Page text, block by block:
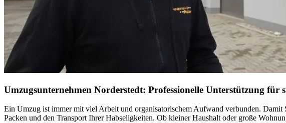
Umzugsunternehmen Norderstedt: Professionelle Unterstützung für
Ein Umzug ist immer mit viel Arbeit und organisatorischem Aufwand verbunden. Damit
Packen und den Transport Ihrer Habseligkeiten. Ob kleiner Haushalt oder große